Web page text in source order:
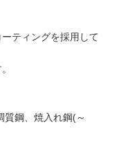
ティングを採用して
質鋼、焼入れ鋼(～